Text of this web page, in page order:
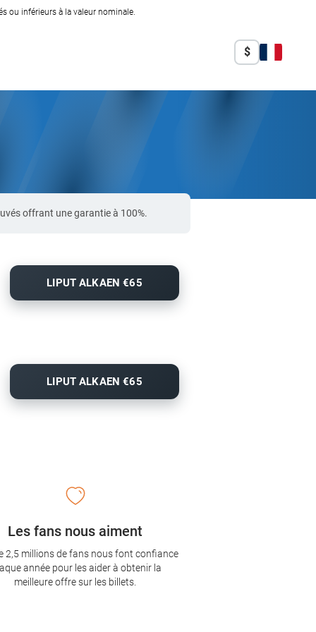
ou inférieurs à la valeur nominale.
$
offrant une garantie à 100%.
LIPUT ALKAEN €65
LIPUT ALKAEN €65
Les fans nous aiment
2,5 millions de fans nous font confiance
année pour les aider à obtenir la
meilleure offre sur les billets.